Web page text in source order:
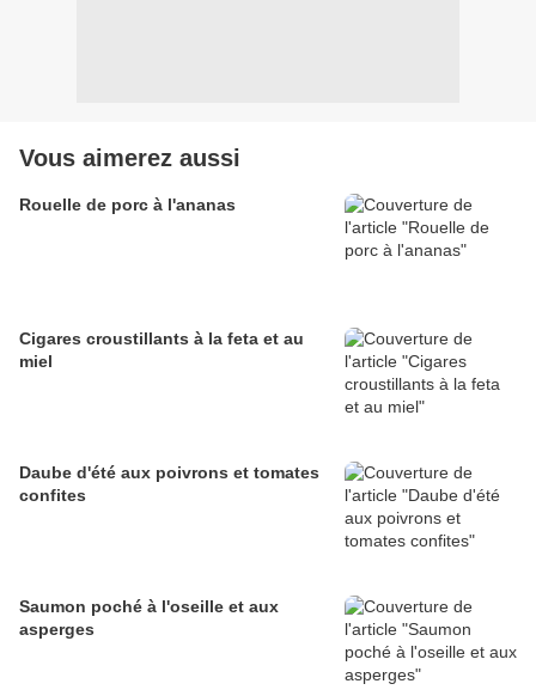
Vous aimerez aussi
Rouelle de porc à l'ananas
Cigares croustillants à la feta et au
miel
Daube d'été aux poivrons et tomates
confites
Saumon poché à l'oseille et aux
asperges